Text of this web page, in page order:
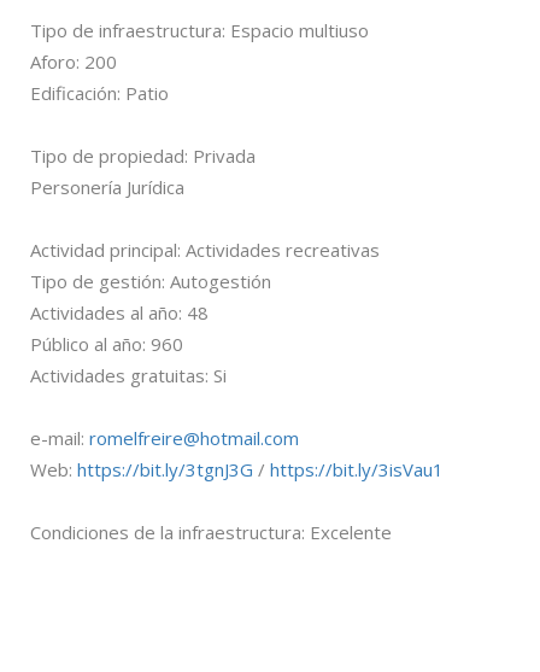
Tipo de infraestructura: Espacio multiuso
Aforo: 200
Edificación: Patio
Tipo de propiedad: Privada
Personería Jurídica
Actividad principal: Actividades recreativas
Tipo de gestión: Autogestión
Actividades al año: 48
Público al año: 960
Actividades gratuitas: Si
e-mail: romelfreire@hotmail.com
Web: https://bit.ly/3tgnJ3G / https://bit.ly/3isVau1
Condiciones de la infraestructura: Excelente